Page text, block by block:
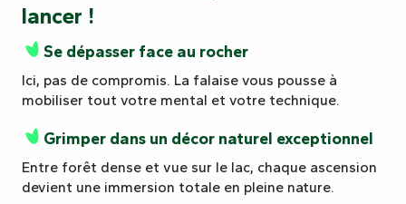
lancer !
Se dépasser face au rocher
Ici, pas de compromis. La falaise vous pousse à
mobiliser tout votre mental et votre technique.
Grimper dans un décor naturel exceptionnel
Entre forêt dense et vue sur le lac, chaque ascension
devient une immersion totale en pleine nature.